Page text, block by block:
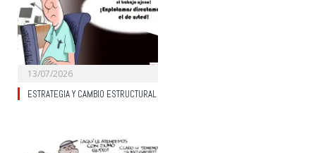
13/07/2026
ESTRATEGIA Y CAMBIO ESTRUCTURAL